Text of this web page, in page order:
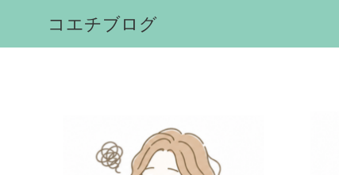
コエチブログ